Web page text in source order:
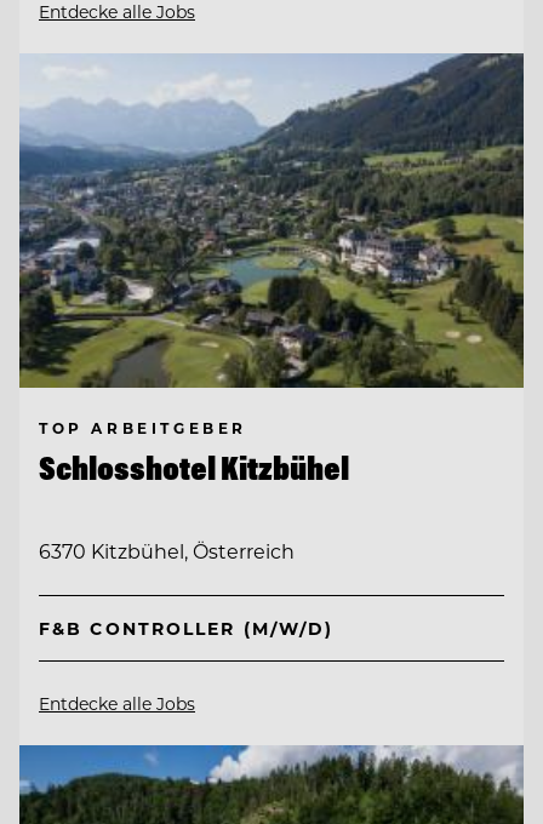
Entdecke alle Jobs
TOP ARBEITGEBER
Schlosshotel Kitzbühel
6370 Kitzbühel, Österreich
F&B CONTROLLER (M/W/D)
Entdecke alle Jobs